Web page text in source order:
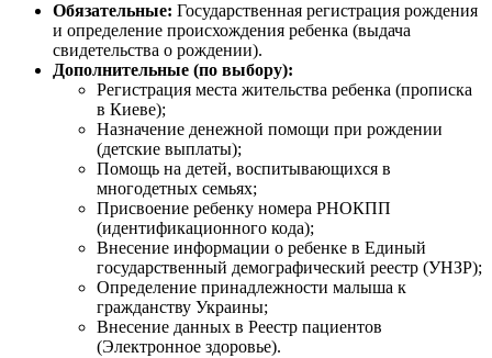
Обязательные: Государственная регистрация рождения
и определение происхождения ребенка (выдача
свидетельства о рождении).
Дополнительные (по выбору):
Регистрация места жительства ребенка (прописка
в Киеве);
Назначение денежной помощи при рождении
(детские выплаты);
Помощь на детей, воспитывающихся в
многодетных семьях;
Присвоение ребенку номера РНОКПП
(идентификационного кода);
Внесение информации о ребенке в Единый
государственный демографический реестр (УНЗР);
Определение принадлежности малыша к
гражданству Украины;
Внесение данных в Реестр пациентов
(Электронное здоровье).